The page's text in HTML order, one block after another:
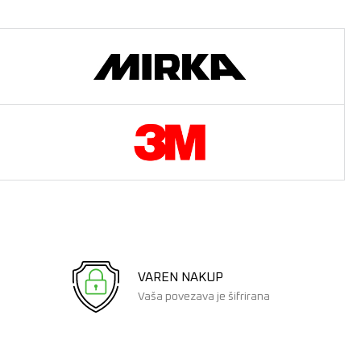
VAREN NAKUP
Vaša povezava je šifrirana